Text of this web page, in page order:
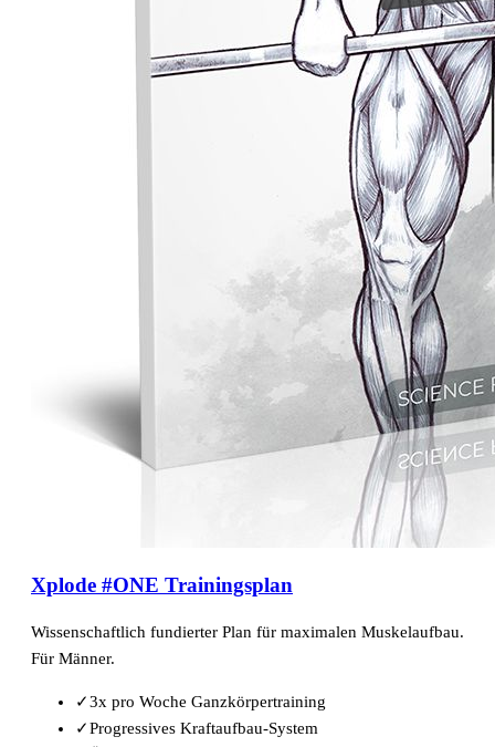
Xplode #ONE Trainingsplan
Wissenschaftlich fundierter Plan für maximalen Muskelaufbau.
Für Männer.
✓3x pro Woche Ganzkörpertraining
✓Progressives Kraftaufbau-System